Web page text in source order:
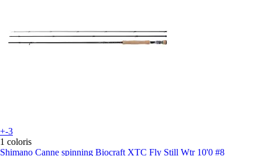
+-3
1 coloris
Shimano Canne spinning Biocraft XTC Fly Still Wtr 10'0 #8